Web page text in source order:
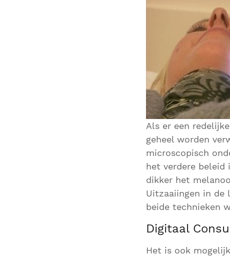
Als er een
geheel worden
microscopisch
het verdere beleid
dikker het
Uitzaaiingen in de
beide technieken
Digitaal
Het is ook